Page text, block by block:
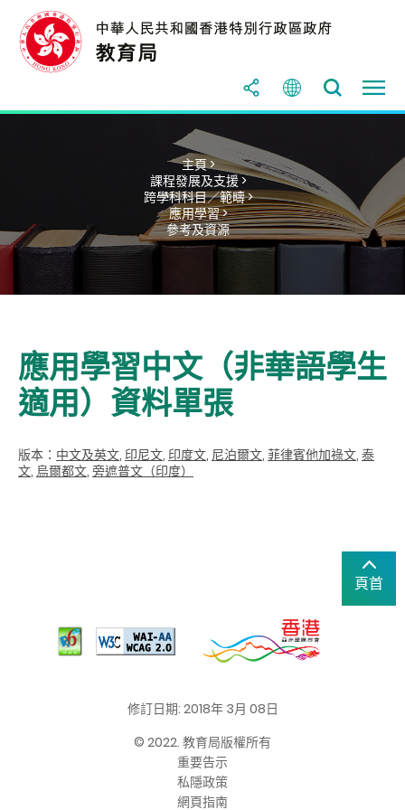
主頁 >
課程發展及支援 >
跨學科科目／範疇 >
應用學習 >
參考及資源
應用學習中文（非華語學生
適用）資料單張
版本： 中文及英文, 印尼文, 印度文, 尼泊爾文, 菲律賓他加祿文, 泰
文, 烏爾都文, 旁遮普文（印度）
頁首
修訂日期: 2018年 3月 08日
© 2022. 教育局版權所有
重要告示
私隱政策
網頁指南